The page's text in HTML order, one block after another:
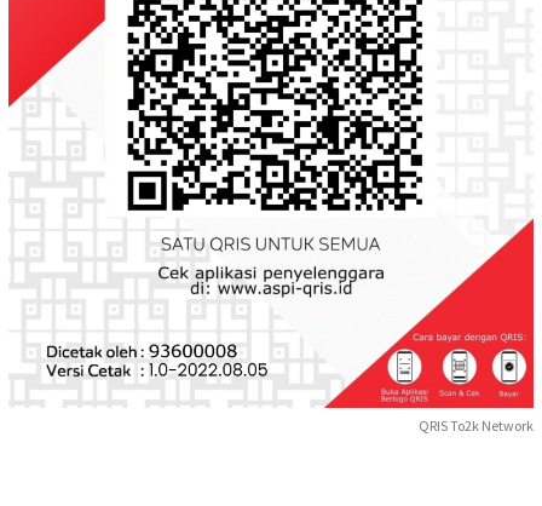
QRIS To2k Network